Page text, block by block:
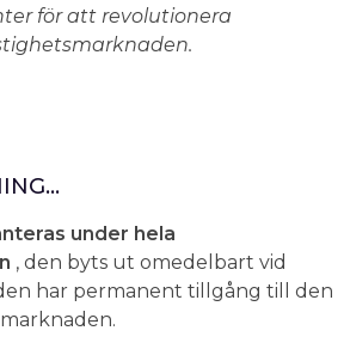
för att revolutionera
under hela
, den byts ut omedelbart vid
har permanent tillgång till den